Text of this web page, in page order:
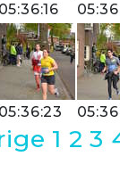
05:36:16
05:36:23
1 2 3